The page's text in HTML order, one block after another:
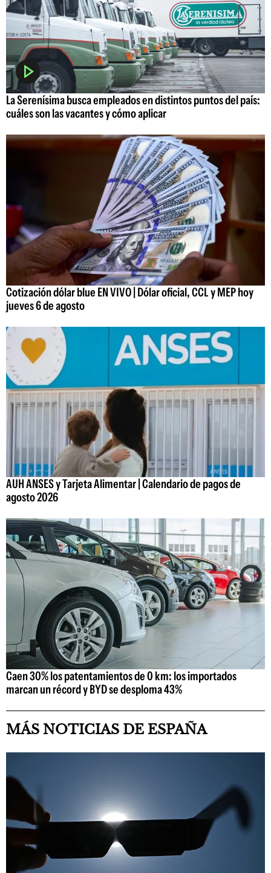
La Serenísima busca empleados en distintos puntos del país:
cuáles son las vacantes y cómo aplicar
Cotización dólar blue EN VIVO | Dólar oficial, CCL y MEP hoy
jueves 6 de agosto
AUH ANSES y Tarjeta Alimentar | Calendario de pagos de
agosto 2026
Caen 30% los patentamientos de 0 km: los importados
marcan un récord y BYD se desploma 43%
MÁS NOTICIAS DE ESPAÑA